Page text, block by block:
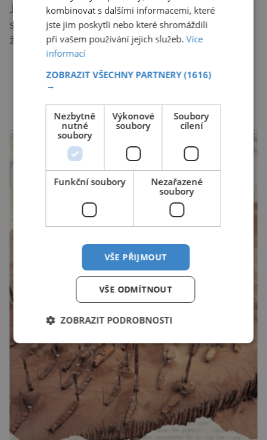
Jsou lidé, kteří ať se snaží, jak chtějí, na
schůzku nikdy nedorazí včas. A to i když vědí,
že je nedochvilnost vnímána jako bezohlednost
či projev nedostatečné úcty k protistraně.
Nejnovější průzkumy ukazují, že za to lidé, kteří
chodí chronicky pozdě, možná úplně nemohou.
Jaké jsou nejčastější příčiny nedochvilnosti? A
dá se s ní bojovat? […]
reklama
kombinovat s dalšími informacemi, které
jste jim poskytli nebo které shromáždili
při vašem používání jejich služeb.Více
informací
ZOBRAZIT VŠECHNY PARTNERY(1616)
→
Nezbytně
nutné
soubory
Výkonové
soubory
Soubory
cílení
Funkční soubory
Nezařazené
soubory
VŠE PŘIJMOUT
VŠE ODMÍTNOUT
ZOBRAZIT PODROBNOSTI